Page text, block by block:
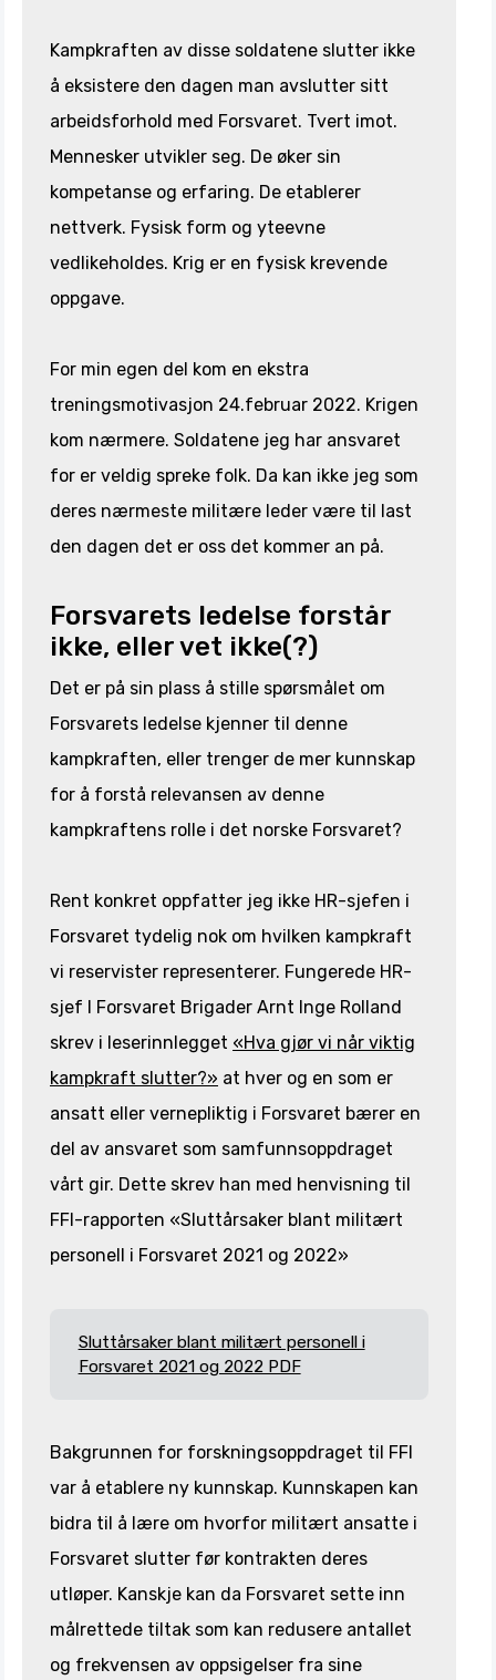
Kampkraften av disse soldatene slutter ikke
å eksistere den dagen man avslutter sitt
arbeidsforhold med Forsvaret. Tvert imot.
Mennesker utvikler seg. De øker sin
kompetanse og erfaring. De etablerer
nettverk. Fysisk form og yteevne
vedlikeholdes. Krig er en fysisk krevende
oppgave.
For min egen del kom en ekstra
treningsmotivasjon 24.februar 2022. Krigen
kom nærmere. Soldatene jeg har ansvaret
for er veldig spreke folk. Da kan ikke jeg som
deres nærmeste militære leder være til last
den dagen det er oss det kommer an på.
Forsvarets ledelse forstår
ikke, eller vet ikke(?)
Det er på sin plass å stille spørsmålet om
Forsvarets ledelse kjenner til denne
kampkraften, eller trenger de mer kunnskap
for å forstå relevansen av denne
kampkraftens rolle i det norske Forsvaret?
Rent konkret oppfatter jeg ikke HR-sjefen i
Forsvaret tydelig nok om hvilken kampkraft
vi reservister representerer. Fungerede HR-
sjef I Forsvaret Brigader Arnt Inge Rolland
skrev i leserinnlegget «Hva gjør vi når viktig
kampkraft slutter?» at hver og en som er
ansatt eller vernepliktig i Forsvaret bærer en
del av ansvaret som samfunnsoppdraget
vårt gir. Dette skrev han med henvisning til
FFI-rapporten «Sluttårsaker blant militært
personell i Forsvaret 2021 og 2022»
Sluttårsaker blant militært personell i
Forsvaret 2021 og 2022 PDF
Bakgrunnen for forskningsoppdraget til FFI
var å etablere ny kunnskap. Kunnskapen kan
bidra til å lære om hvorfor militært ansatte i
Forsvaret slutter før kontrakten deres
utløper. Kanskje kan da Forsvaret sette inn
målrettede tiltak som kan redusere antallet
og frekvensen av oppsigelser fra sine